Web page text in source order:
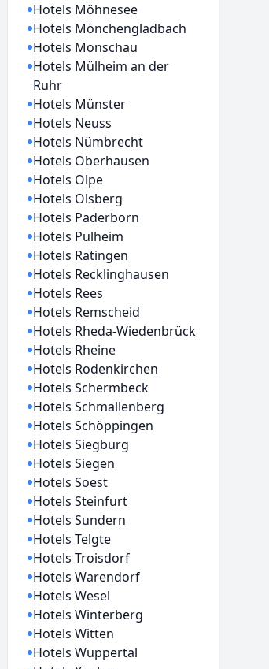
Hotels Möhnesee
Hotels Mönchengladbach
Hotels Monschau
Hotels Mülheim an der
Ruhr
Hotels Münster
Hotels Neuss
Hotels Nümbrecht
Hotels Oberhausen
Hotels Olpe
Hotels Olsberg
Hotels Paderborn
Hotels Pulheim
Hotels Ratingen
Hotels Recklinghausen
Hotels Rees
Hotels Remscheid
Hotels Rheda-Wiedenbrück
Hotels Rheine
Hotels Rodenkirchen
Hotels Schermbeck
Hotels Schmallenberg
Hotels Schöppingen
Hotels Siegburg
Hotels Siegen
Hotels Soest
Hotels Steinfurt
Hotels Sundern
Hotels Telgte
Hotels Troisdorf
Hotels Warendorf
Hotels Wesel
Hotels Winterberg
Hotels Witten
Hotels Wuppertal